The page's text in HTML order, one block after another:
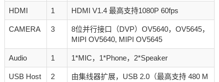
HDMI 1 HDMI V1.4 最高支持1080P 60fps
CAMERA 3
8位并行接口（DVP）OV5640，OV5645，
MIPI OV5640, MIPI OV5645
Audio 1 1*MIC，1*Phone，2*Speaker
USB Host 2
由集线器扩展，USB 2.0（最高支持 480 M